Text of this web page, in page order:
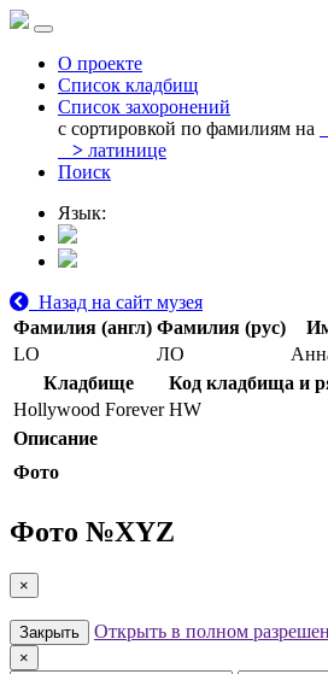
О проекте
Список кладбищ
Список захоронений
с сортировкой по фамилиям на
> латинице
Поиск
Язык:
Назад на сайт музея
Фамилия (англ) Фамилия (рус)
LO
ЛО
Кладбище
Код кладбища и
Hollywood Forever HW
Описание
Фото
Фото №XYZ
×
Закрыть Открыть в полном
×